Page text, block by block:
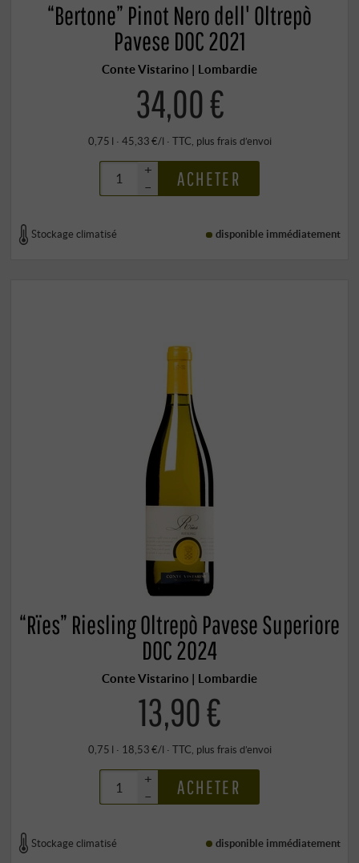
“Bertone” Pinot Nero dell' Oltrepò
Pavese DOC 2021
Conte Vistarino | Lombardie
34,00 €
0,75 l · 45,33 €/l · TTC , plus frais d’envoi
+
–
ACHETER
Stockage climatisé disponible immédiatement
“Rïes” Riesling Oltrepò Pavese Superiore
DOC 2024
Conte Vistarino | Lombardie
13,90 €
0,75 l · 18,53 €/l · TTC, plus frais d’envoi
+
–
ACHETER
Stockage climatisé disponible immédiatement